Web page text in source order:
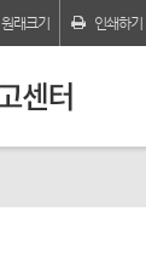
원래크기 인쇄하기